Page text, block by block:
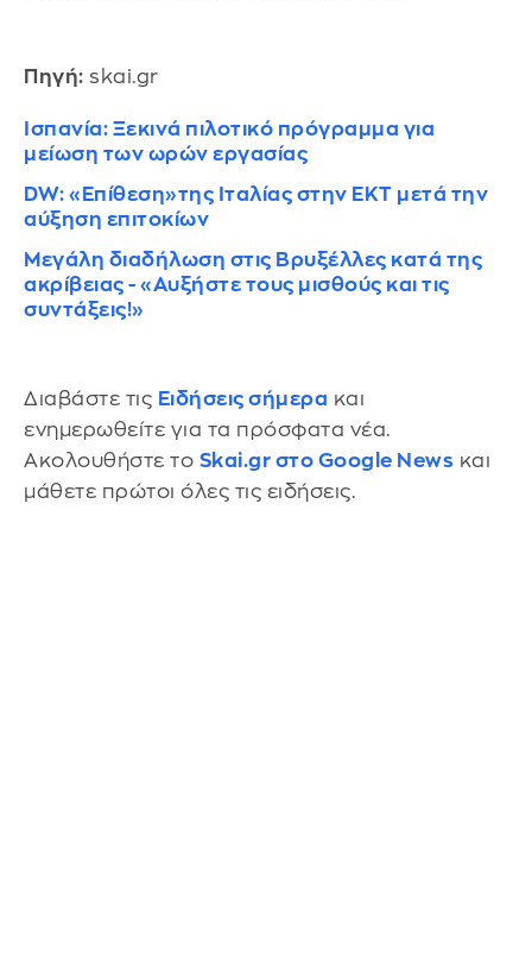
Πηγή: skai.gr
Ισπανία: Ξεκινά πιλοτικό πρόγραμμα για
μείωση των ωρών εργασίας
DW: «Επίθεση»της Ιταλίας στην ΕΚΤ μετά την
αύξηση επιτοκίων
Μεγάλη διαδήλωση στις Βρυξέλλες κατά της
ακρίβειας - «Αυξήστε τους μισθούς και τις
συντάξεις!»
Διαβάστε τις Ειδήσεις σήμερα και
ενημερωθείτε για τα πρόσφατα νέα.
Ακολουθήστε το Skai.gr στο Google News και
μάθετε πρώτοι όλες τις ειδήσεις.